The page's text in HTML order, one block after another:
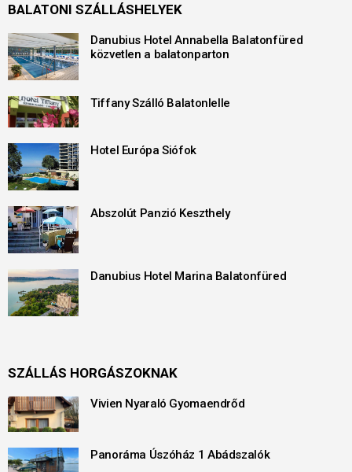
BALATONI SZÁLLÁSHELYEK
Danubius Hotel Annabella Balatonfüred
közvetlen a balatonparton
Tiffany Szálló Balatonlelle
Hotel Európa Siófok
Abszolút Panzió Keszthely
Danubius Hotel Marina Balatonfüred
SZÁLLÁS HORGÁSZOKNAK
Vivien Nyaraló Gyomaendrőd
Panoráma Úszóház 1 Abádszalók